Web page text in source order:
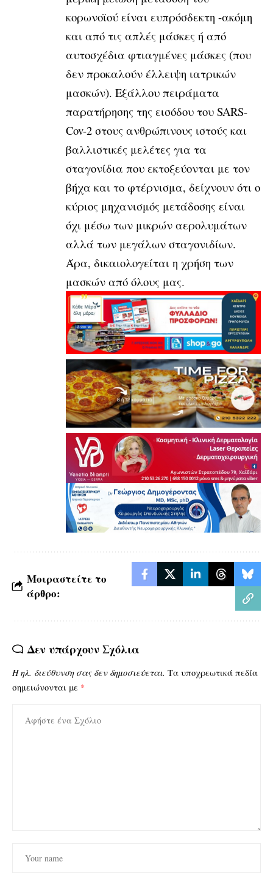
κορωνοϊού είναι ευπρόσδεκτη -ακόμη
και από τις απλές μάσκες ή από
αυτοσχέδια φτιαγμένες μάσκες (που
δεν προκαλούν έλλειψη ιατρικών
μασκών). Εξάλλου πειράματα
παρατήρησης της εισόδου του SARS-
Cov-2 στους ανθρώπινους ιστούς και
βαλλιστικές μελέτες για τα
σταγονίδια που εκτοξεύονται με τον
βήχα και το φτέρνισμα, δείχνουν ότι ο
κύριος μηχανισμός μετάδοσης είναι
όχι μέσω των μικρών αερολυμάτων
αλλά των μεγάλων σταγονιδίων.
Άρα, δικαιολογείται η χρήση των
μασκών από όλους μας.
Μοιραστείτε το
άρθρο:
Δεν υπάρχουν Σχόλια
Η ηλ. διεύθυνση σας δεν δημοσιεύεται. Τα υποχρεωτικά πεδία
σημειώνονται με *